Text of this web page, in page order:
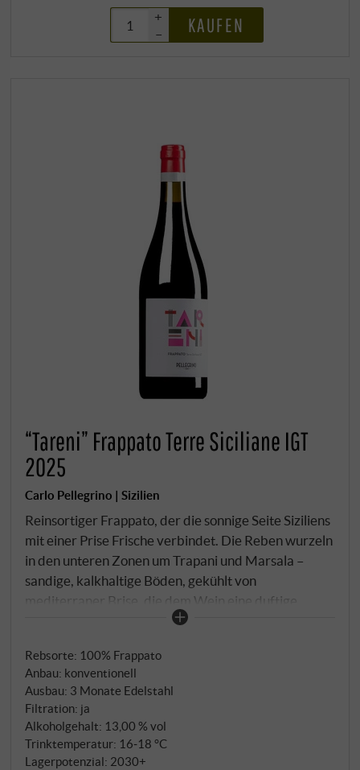
+
–
KAUFEN
“Tareni” Frappato Terre Siciliane IGT
2025
Carlo Pellegrino | Sizilien
Reinsortiger Frappato, der die sonnige Seite Siziliens
mit einer Prise Frische verbindet. Die Reben wurzeln
in den unteren Zonen um Trapani und Marsala –
sandige, kalkhaltige Böden, gekühlt von
mediterraner Brise, die dem Wein eine duftige
Klarheit verleihen. Helles Rubinrot mit violettem
Hauch Veilchen und zarte Gewürzspuren. Am
Gaumen saftig, mit feiner Säure und zarten, gut
integrierten Tanninen. Am besten leicht gekühlt zu
mediterranen Antipasti, gegrilltem Gemüse, Fisch
oder Pasta mit frischen Kräutern. SUPERIORE.DE
Rebsorte: 100% Frappato
Anbau: konventionell
Ausbau: 3 Monate Edelstahl
Filtration: ja
Alkoholgehalt: 13,00 % vol
Trinktemperatur: 16‑18 °C
Lagerpotenzial: 2030+